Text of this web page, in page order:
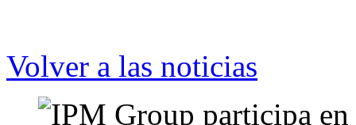
Volver a las noticias